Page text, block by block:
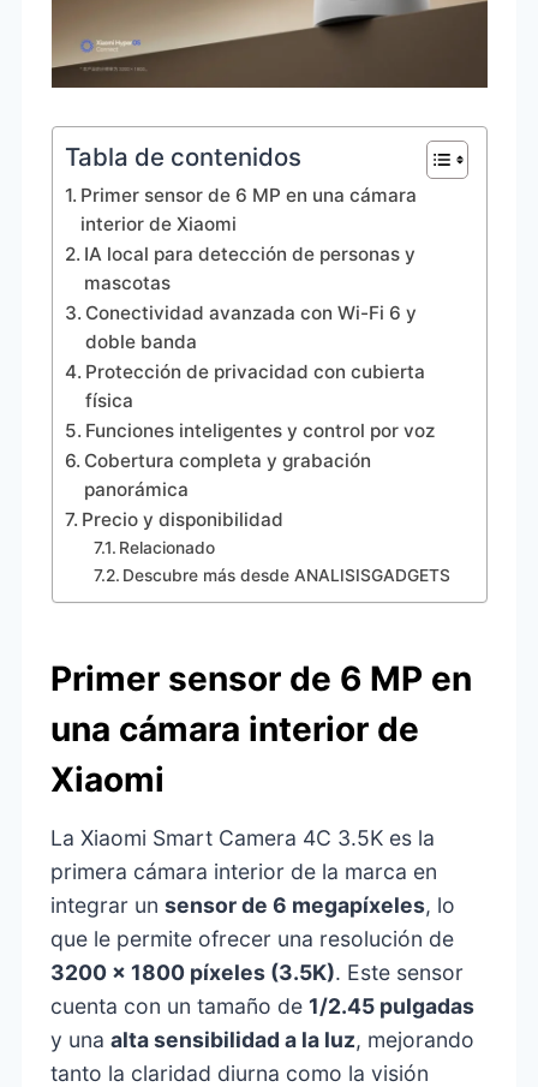
Tabla de contenidos
Primer sensor de 6 MP en una cámara
interior de Xiaomi
IA local para detección de personas y
mascotas
Conectividad avanzada con Wi-Fi 6 y
doble banda
Protección de privacidad con cubierta
física
Funciones inteligentes y control por voz
Cobertura completa y grabación
panorámica
Precio y disponibilidad
Relacionado
Descubre más desde ANALISISGADGETS
Primer sensor de 6 MP en
una cámara interior de
Xiaomi
La Xiaomi Smart Camera 4C 3.5K es la
primera cámara interior de la marca en
integrar unsensor de 6 megapíxeles, lo
que le permite ofrecer una resolución de
3200 x 1800 píxeles (3.5K). Este sensor
cuenta con un tamaño de 1/2.45 pulgadas
y unaalta sensibilidad a la luz, mejorando
tanto la claridad diurna como la visión